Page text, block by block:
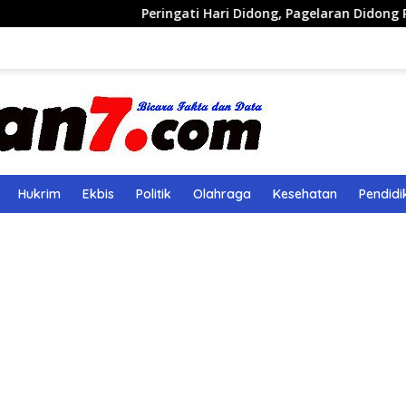
Peringati Hari Didong, Pagelaran Didong Runcang
Hukrim Ekbis Politik Olahraga Kesehatan